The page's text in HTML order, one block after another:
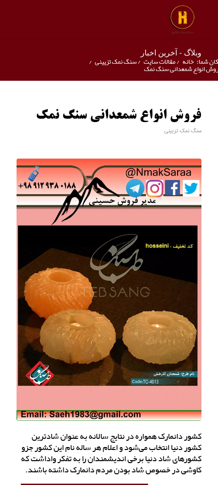
وبلاگ - آخرین اخبار
شما: خانه /مقالات سایت /سنگ نمک تزیینی /
انواع شمعدانی سنگ نمک
فروش انواع شمعدانی سنگ نمک
سنگ نمک تزیینی
کشور دانمارک همواره در نتایج سالانه به عنوان شادترین
کشور دنیا انتخاب می‌شود و اعلام هر ساله نام این کشور جزو
کشورهای شاد دنیا برخی اندیشمندان را به تفکر واداشت که
کاوشی در خصوص شاد بودن مردم دانمارک داشته باشند.